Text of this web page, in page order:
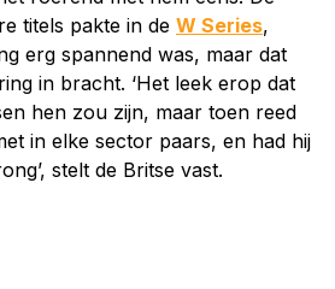
titels pakte in de W Series,
erg spannend was, maar dat
in bracht. ‘Het leek erop dat
hen zou zijn, maar toen reed
in elke sector paars, en had hij
stelt de Britse vast.